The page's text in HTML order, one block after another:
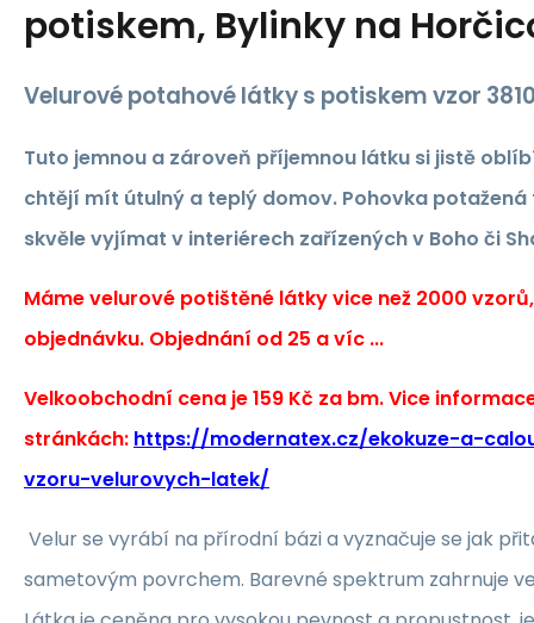
potiskem, Bylinky na
Velurové potahové látky s potiskem vzor
Tuto jemnou a zároveň příjemnou látku si jistě
chtějí mít útulný a teplý domov. Pohovka
skvěle vyjímat v interiérech zařízených v Boho či
Máme velurové potištěné látky vice než 2000
objednávku. Objednání od 25 a víc ...
Velkoobchodní cena je 159 Kč za bm. Vice
stránkách: https://modernatex.cz/ekokuze-a-
vzoru-velurovych-latek/
Velur se vyrábí na přírodní bázi a vyznačuje se jak
sametovým povrchem. Barevné spektrum zahrnuje